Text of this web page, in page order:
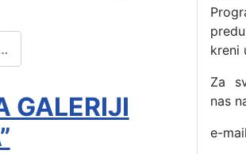
GALERIJI
kreni
Za
nas
e-